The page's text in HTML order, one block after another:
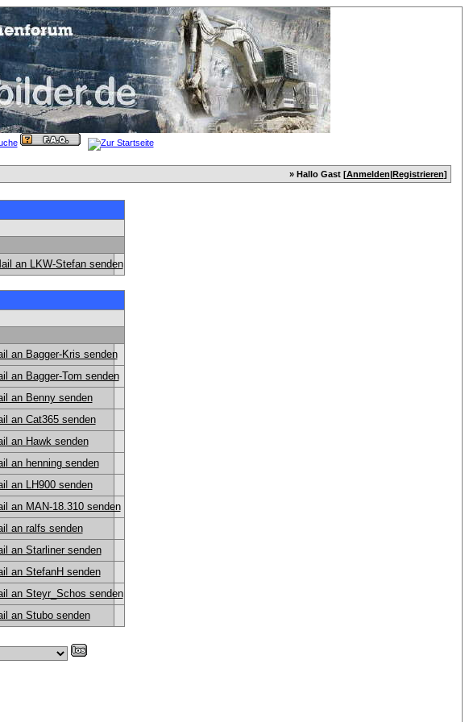
» Hallo Gast [Anmelden|Registrieren]